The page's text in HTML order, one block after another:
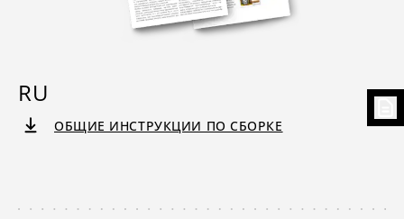
RU
ОБЩИЕ ИНСТРУКЦИИ ПО СБОРКЕ